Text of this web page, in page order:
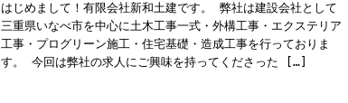
はじめまして！有限会社新和土建です。 弊社は建設会社として
三重県いなべ市を中心に土木工事一式・外構工事・エクステリア
工事・プログリーン施工・住宅基礎・造成工事を行っておりま
す。 今回は弊社の求人にご興味を持ってくださった […]